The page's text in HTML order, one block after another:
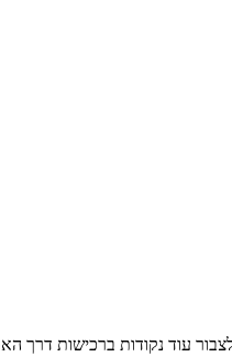
עוד נקודות ברכישות דרך